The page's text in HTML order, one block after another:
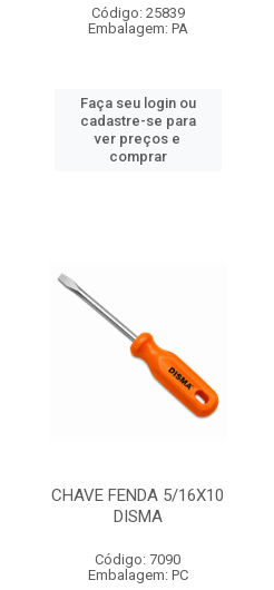
Código: 25839
Embalagem: PA
Faça seu login ou
cadastre-se para
ver preços e
comprar
CHAVE FENDA 5/16X10
DISMA
Código: 7090
Embalagem: PC